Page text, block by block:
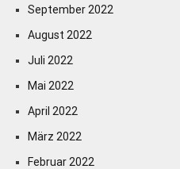
September 2022
August 2022
Juli 2022
Mai 2022
April 2022
März 2022
Februar 2022